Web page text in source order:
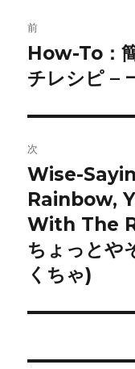
稿
ナ
ビ
ゲ
ー
シ
ョ
ン
前
前
の
稿:
How-To：
チレシピ –
次
次
の
投
稿:
Wise-
Rainbow,
With The
ちょっとや
くちゃ)